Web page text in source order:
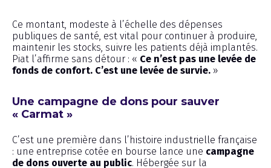
Ce montant, modeste à l’échelle des dépenses
publiques de santé, est vital pour continuer à produire,
maintenir les stocks, suivre les patients déjà implantés.
Piat l’affirme sans détour : « Ce n’est pas une levée de
fonds de confort. C’est une levée de survie. »
Une campagne de dons pour sauver
« Carmat »
C’est une première dans l’histoire industrielle française
: une entreprise cotée en bourse lance une campagne
de dons ouverte au public. Hébergée sur la